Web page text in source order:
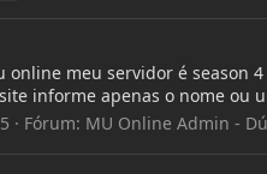
meu servidor é season
informe apenas o nome ou
Fórum: MU Online Admin -